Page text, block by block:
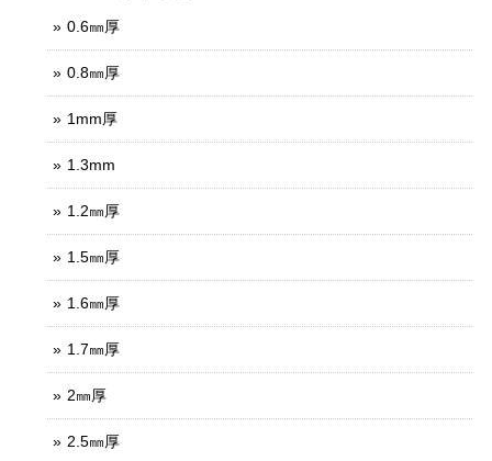
0.6㎜厚
0.8㎜厚
1mm厚
1.3mm
1.2㎜厚
1.5㎜厚
1.6㎜厚
1.7㎜厚
2㎜厚
2.5㎜厚